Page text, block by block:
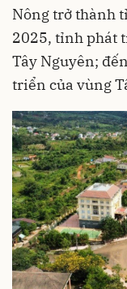
Nông trở thành
2025, tỉnh phát
Tây Nguyên;
triển của vùng